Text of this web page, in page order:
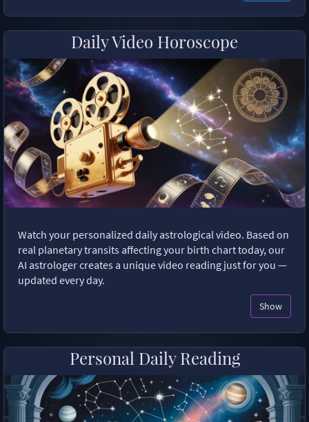
Daily Video Horoscope
Watch your personalized daily astrological video. Based on
real planetary transits affecting your birth chart today, our
AI astrologer creates a unique video reading just for you —
updated every day.
Show
Personal Daily Reading